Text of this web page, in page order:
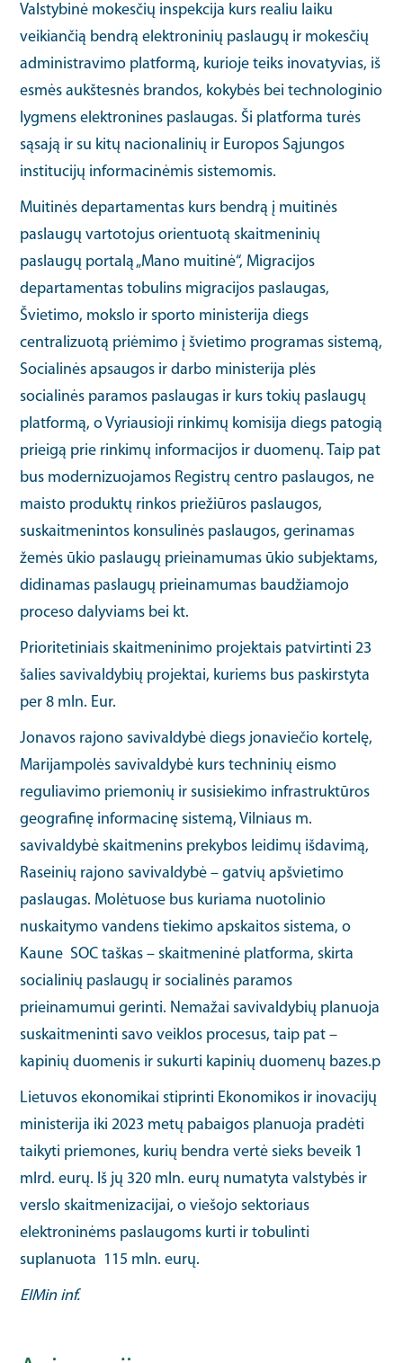
Valstybinė mokesčių inspekcija kurs realiu laiku
veikiančią bendrą elektroninių paslaugų ir mokesčių
administravimo platformą, kurioje teiks inovatyvias, iš
esmės aukštesnės brandos, kokybės bei technologinio
lygmens elektronines paslaugas. Ši platforma turės
sąsają ir su kitų nacionalinių ir Europos Sąjungos
institucijų informacinėmis sistemomis.
Muitinės departamentas kurs bendrą į muitinės
paslaugų vartotojus orientuotą skaitmeninių
paslaugų portalą „Mano muitinė“, Migracijos
departamentas tobulins migracijos paslaugas,
Švietimo, mokslo ir sporto ministerija diegs
centralizuotą priėmimo į švietimo programas sistemą,
Socialinės apsaugos ir darbo ministerija plės
socialinės paramos paslaugas ir kurs tokių paslaugų
platformą, o Vyriausioji rinkimų komisija diegs patogią
prieigą prie rinkimų informacijos ir duomenų. Taip pat
bus modernizuojamos Registrų centro paslaugos, ne
maisto produktų rinkos priežiūros paslaugos,
suskaitmenintos konsulinės paslaugos, gerinamas
žemės ūkio paslaugų prieinamumas ūkio subjektams,
didinamas paslaugų prieinamumas baudžiamojo
proceso dalyviams bei kt.
Prioritetiniais skaitmeninimo projektais patvirtinti 23
šalies savivaldybių projektai, kuriems bus paskirstyta
per 8 mln. Eur.
Jonavos rajono savivaldybė diegs jonaviečio kortelę,
Marijampolės savivaldybė kurs techninių eismo
reguliavimo priemonių ir susisiekimo infrastruktūros
geografinę informacinę sistemą, Vilniaus m.
savivaldybė skaitmenins prekybos leidimų išdavimą,
Raseinių rajono savivaldybė – gatvių apšvietimo
paslaugas. Molėtuose bus kuriama nuotolinio
nuskaitymo vandens tiekimo apskaitos sistema, o
Kaune SOC taškas – skaitmeninė platforma, skirta
socialinių paslaugų ir socialinės paramos
prieinamumui gerinti. Nemažai savivaldybių planuoja
suskaitmeninti savo veiklos procesus, taip pat –
kapinių duomenis ir sukurti kapinių duomenų bazes.p
Lietuvos ekonomikai stiprinti Ekonomikos ir inovacijų
ministerija iki 2023 metų pabaigos planuoja pradėti
taikyti priemones, kurių bendra vertė sieks beveik 1
mlrd. eurų. Iš jų 320 mln. eurų numatyta valstybės ir
verslo skaitmenizacijai, o viešojo sektoriaus
elektroninėms paslaugoms kurti ir tobulinti
suplanuota 115 mln. eurų.
EIMin inf.